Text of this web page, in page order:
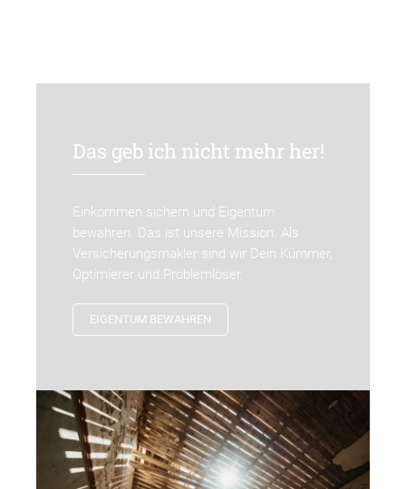
Das geb ich nicht mehr her!
Einkommen sichern und Eigentum
bewahren. Das ist unsere Mission. Als
Versicherungsmakler sind wir Dein Kümmer,
Optimierer und Problemlöser.
EIGENTUM BEWAHREN